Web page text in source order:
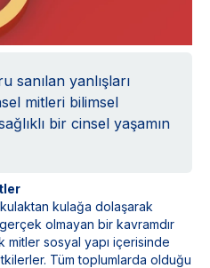
sanılan yanlışları
mitleri bilimsel
bir cinsel yaşamın
kulağa dolaşarak
olmayan bir kavramdır
mitler sosyal yapı içerisinde
Tüm toplumlarda olduğu